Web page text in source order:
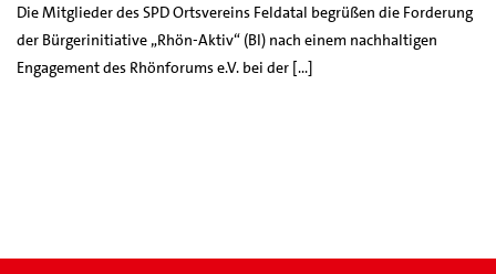
Die Mitglieder des SPD Ortsvereins Feldatal begrüßen die Forderung
der Bürgerinitiative „Rhön-Aktiv“ (BI) nach einem nachhaltigen
Engagement des Rhönforums e.V. bei der […]